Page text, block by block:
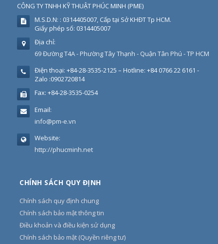
CÔNG TY TNHH KỸ THUẬT PHÚC MINH (PME)
M.S.D.N: : 0314405007, Cấp tại Sở KHĐT Tp HCM.
Giấy phép số: 0314405007
Địa chỉ:
69 Đường T4A - Phường Tây Thạnh - Quận Tân Phú - TP HCM
Điện thoại: +84-28-3535-2125 – Hotline: +84 0766 22 6161 -
Zalo :0902720814
Fax: +84-28-3535-0254
Email:
info@pm-e.vn
Website:
http://phucminh.net
CHÍNH SÁCH QUY ĐỊNH
Chính sách quy định chung
Chính sách bảo mật thông tin
Điều khoản và điều kiện sử dụng
Chính sách bảo mật (Quyền riêng tư)